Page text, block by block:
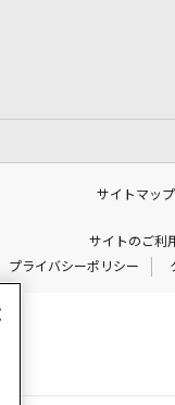
サイトマップ
サイトのご利
プライバシーポリシー